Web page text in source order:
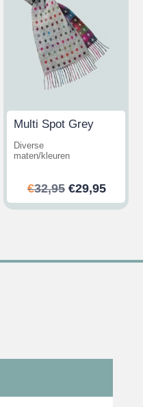
Multi Spot Grey
Diverse
maten/kleuren
€32,95
Preis
€29,95
Preis